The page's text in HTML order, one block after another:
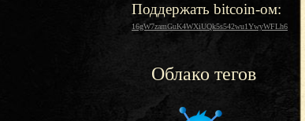
Поддержать bitcoin-ом:
16gW7zamGuK4WXiUQk5s542wu1YwyWFLh6
Облако тегов